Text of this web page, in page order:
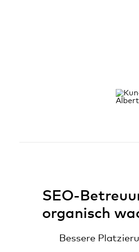
SEO-
organisch
Bessere